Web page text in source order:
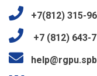
+7(812) 315-
+7 (812) 643-